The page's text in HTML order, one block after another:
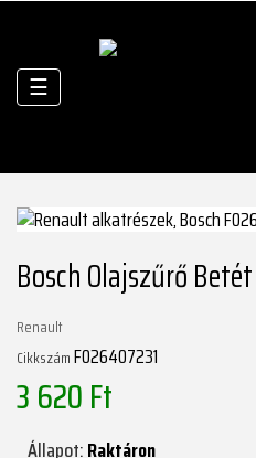
Váltás
a
☰
Bosch Olajszűrő Betét
Renault
CikkszámF026407231
3 620 Ft
Állapot:Raktáron